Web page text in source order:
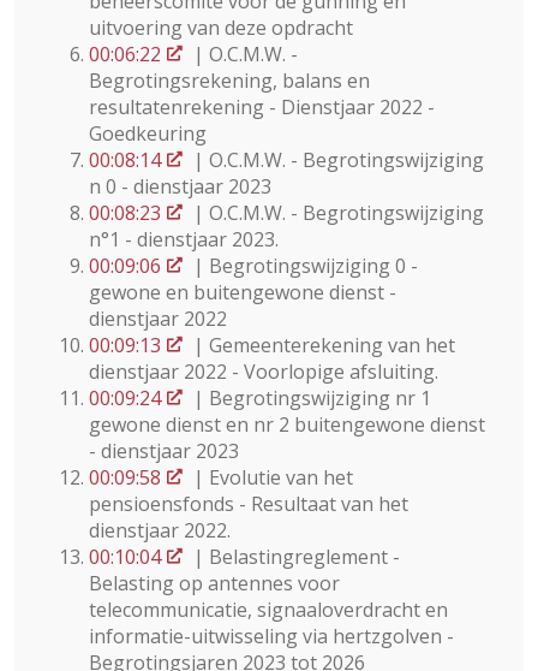
uitvoering van deze opdracht
00:06:22
| O.C.M.W. -
Begrotingsrekening, balans en
resultatenrekening - Dienstjaar 2022 -
Goedkeuring
00:08:14
| O.C.M.W. - Begrotingswijziging
n 0 - dienstjaar 2023
00:08:23
| O.C.M.W. - Begrotingswijziging
n°1 - dienstjaar 2023.
00:09:06
| Begrotingswijziging 0 -
gewone en buitengewone dienst -
dienstjaar 2022
00:09:13
| Gemeenterekening van het
dienstjaar 2022 - Voorlopige afsluiting.
00:09:24
| Begrotingswijziging nr 1
gewone dienst en nr 2 buitengewone dienst
- dienstjaar 2023
00:09:58
| Evolutie van het
pensioensfonds - Resultaat van het
dienstjaar 2022.
00:10:04
| Belastingreglement -
Belasting op antennes voor
telecommunicatie, signaaloverdracht en
informatie-uitwisseling via hertzgolven -
Begrotingsjaren 2023 tot 2026